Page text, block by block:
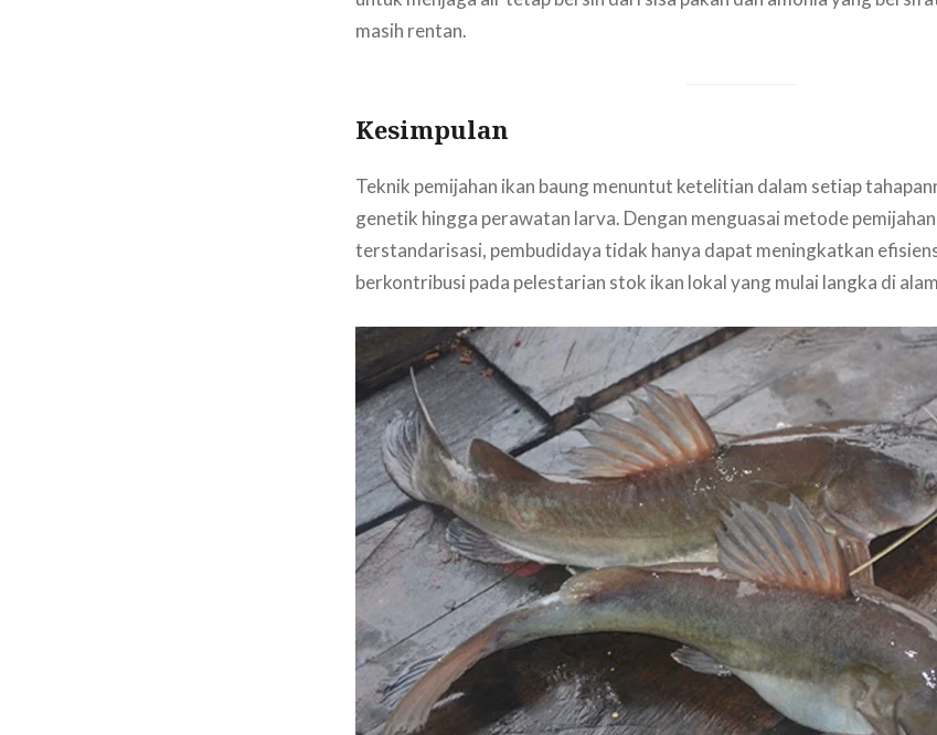
masih rentan.
Kesimpulan
Teknik pemijahan ikan baung menuntut ketelitian dalam setiap
genetik hingga perawatan larva. Dengan menguasai metode
terstandarisasi, pembudidaya tidak hanya dapat meningkatkan
berkontribusi pada pelestarian stok ikan lokal yang mulai langka di